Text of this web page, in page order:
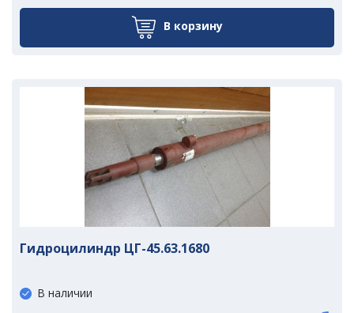
В корзину
Гидроцилиндр ЦГ-45.63.1680
В наличии